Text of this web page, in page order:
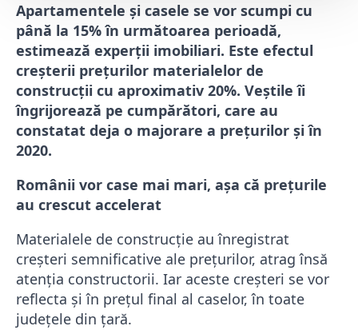
Apartamentele și casele se vor scumpi cu
până la 15% în următoarea perioadă,
estimează experții imobiliari. Este efectul
creșterii prețurilor materialelor de
construcții cu aproximativ 20%. Veștile îi
îngrijorează pe cumpărători, care au
constatat deja o majorare a prețurilor și în
2020.
Românii vor case mai mari, așa că prețurile
au crescut accelerat
Materialele de construcție au înregistrat
creșteri semnificative ale prețurilor, atrag însă
atenția constructorii. Iar aceste creșteri se vor
reflecta și în prețul final al caselor, în toate
județele din țară.